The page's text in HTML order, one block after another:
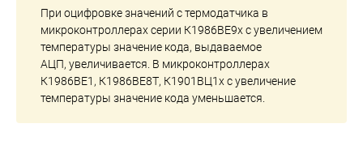
При оцифровке значений с термодатчика в
микроконтроллерах серии К1986ВЕ9x с увеличением
температуры значение кода, выдаваемое
АЦП, увеличивается. В микроконтроллерах
К1986ВЕ1, К1986ВЕ8Т, К1901ВЦ1х с увеличение
температуры значение кода уменьшается.